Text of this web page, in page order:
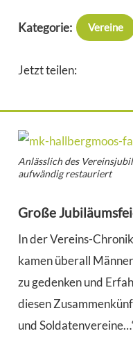
Kategorie: Vereine
Jetzt teilen:
Anlässlich des
aufwändig restauriert
Große
In der Vereins-
kamen überall
zu gedenken und
diesen
und